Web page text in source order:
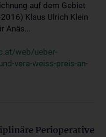
auf dem Gebiet
Klaus Ulrich Klein
Anäs...
web/ueber-
vera-weiss-preis-an-
Perioperative